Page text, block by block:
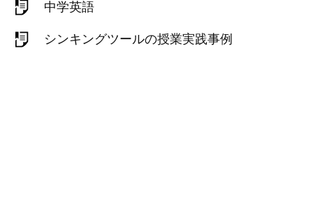
中学英語
シンキングツールの授業実践事例